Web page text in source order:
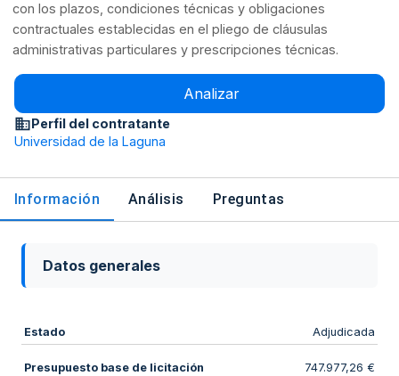
con los plazos, condiciones técnicas y obligaciones
contractuales establecidas en el pliego de cláusulas
administrativas particulares y prescripciones técnicas.
Analizar
Perfil del contratante
Universidad de la Laguna
Información Análisis Preguntas
Datos generales
Estado Adjudicada
Presupuesto base de licitación 747.977,26 €